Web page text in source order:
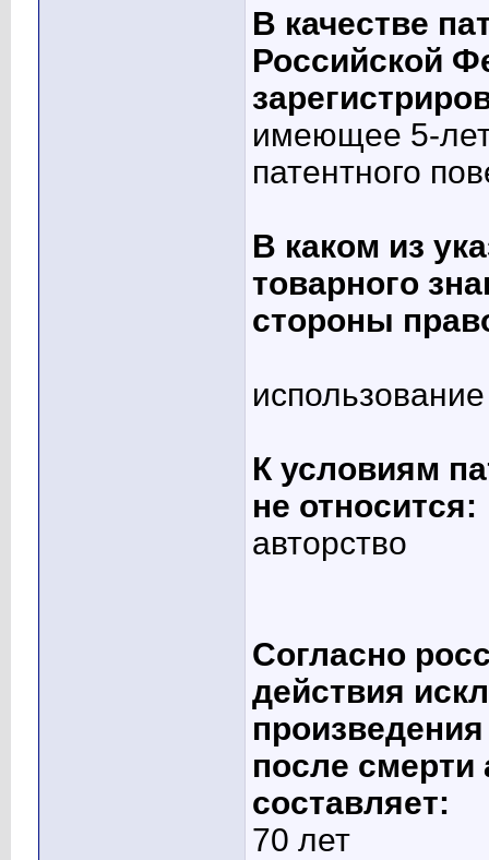
В качестве
Российской
имеющее 5-
патентного
В каком из
товарного
стороны
К условиям
не относится:
авторство
Согласно
действия
после смерти
составляет:
70 лет